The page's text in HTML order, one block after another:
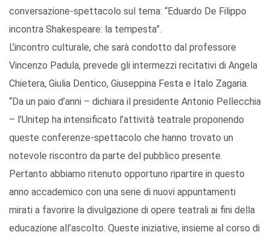
conversazione-spettacolo sul tema: “Eduardo De Filippo
incontra Shakespeare: la tempesta”.
L’incontro culturale, che sarà condotto dal professore
Vincenzo Padula, prevede gli intermezzi recitativi di Angela
Chietera, Giulia Dentico, Giuseppina Festa e Italo Zagaria.
“Da un paio d’anni – dichiara il presidente Antonio Pellecchia
– l’Unitep ha intensificato l’attività teatrale proponendo
queste conferenze-spettacolo che hanno trovato un
notevole riscontro da parte del pubblico presente.
Pertanto abbiamo ritenuto opportuno ripartire in questo
anno accademico con una serie di nuovi appuntamenti
mirati a favorire la divulgazione di opere teatrali ai fini della
educazione all’ascolto. Queste iniziative, insieme al corso di